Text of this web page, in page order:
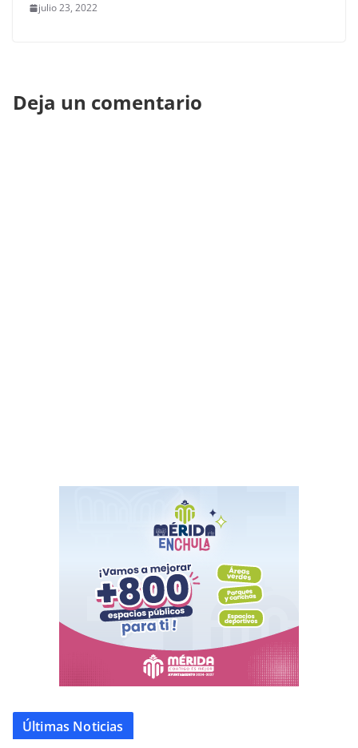
julio 23, 2022
Deja un comentario
Últimas Noticias